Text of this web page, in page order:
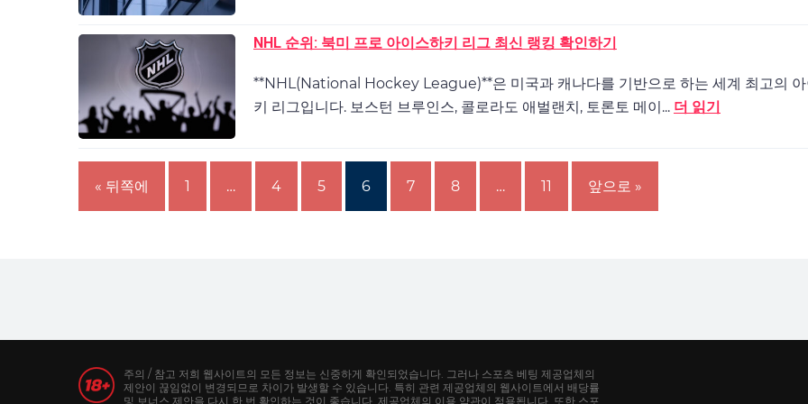
NHL 순위: 북미 프로 아이스하키 리그 최신 랭킹 확인하기
**NHL(National Hockey League)**은 미국과 캐나다를 기반으로 하는 세계 최고의
키 리그입니다. 보스턴 브루인스, 콜로라도 애벌랜치, 토론토 메이... 더 읽기
« 뒤쪽에 1 … 4 5 6 7 8 … 11 앞으로 »
주의 / 참고 저희 웹사이트의 모든 정보는 신중하게 확인되었습니다. 그러나 스포츠 베팅 제공업체의
제안이 끊임없이 변경되므로 차이가 발생할 수 있습니다. 특히 관련 제공업체의 웹사이트에서 배당률
및 보너스 제안을 다시 한 번 확인하는 것이 좋습니다. 제공업체의 이용 약관이 적용됩니다. 또한 스포